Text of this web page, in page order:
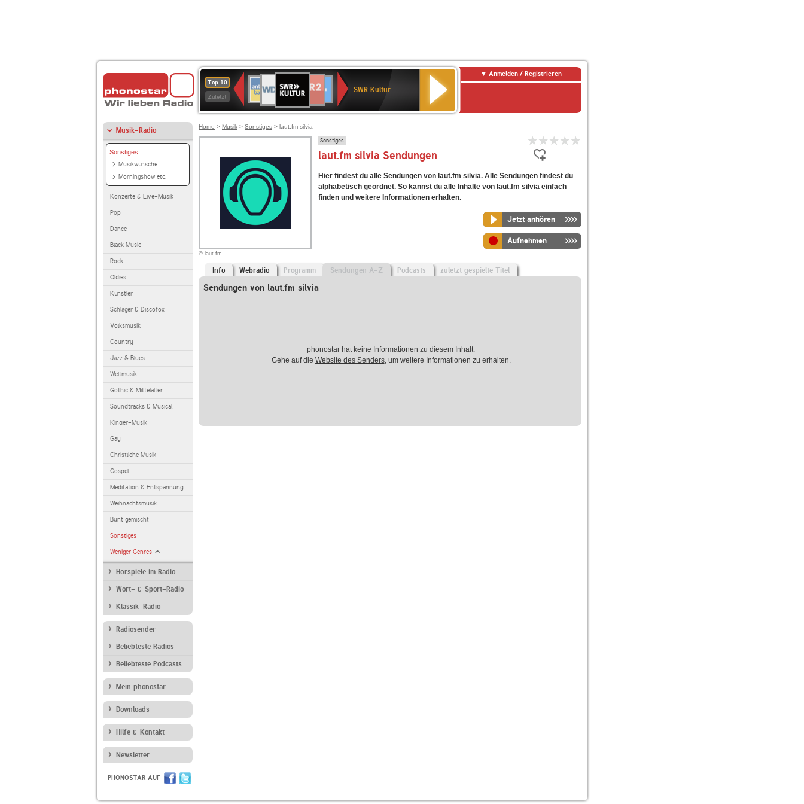
Top 10
Zuletzt
Deutschlandfunk
80er
90er
OLDIE
ANTENNE
SWR3
WDR
4
BR-
KLASSIK
Deutschlandfunk
Kultur
ANTENNE
BAYERN
2
Kultur2
SWR Kultur
Anmelden / Registrieren
Musik-Radio
Sonstiges
Musikwünsche
Morningshow etc.
Konzerte & Live-Musik
Pop
Dance
Black Music
Rock
Oldies
Künstler
Schlager & Discofox
Volksmusik
Country
Jazz & Blues
Weltmusik
Gothic & Mittelalter
Soundtracks & Musical
Kinder-Musik
Gay
Christliche Musik
Gospel
Meditation & Entspannung
Weihnachtsmusik
Bunt gemischt
Sonstiges
Weniger Genres
Hörspiele im Radio
Wort- & Sport-Radio
Klassik-Radio
Radiosender
Beliebteste Radios
Beliebteste Podcasts
Mein phonostar
Downloads
Hilfe & Kontakt
Newsletter
PHONOSTAR AUF
Home > Musik > Sonstiges > laut.fm silvia
© laut.fm
Sonstiges
laut.fm silvia Sendungen
Hier findest du alle Sendungen von laut.fm silvia. Alle Sendungen findest du
alphabetisch geordnet. So kannst du alle Inhalte von laut.fm silvia einfach
finden und weitere Informationen erhalten.
Jetzt anhören
Aufnehmen
Info Webradio Programm Sendungen A-Z Podcasts zuletzt gespielte Titel
Sendungen von laut.fm silvia
phonostar hat keine Informationen zu diesem Inhalt.
Gehe auf die Website des Senders, um weitere Informationen zu erhalten.